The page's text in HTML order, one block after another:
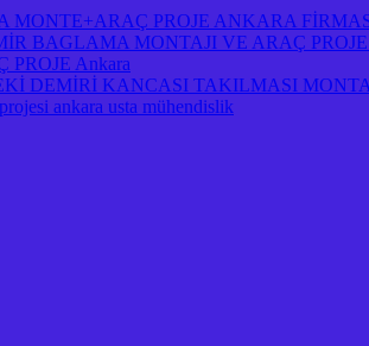
PROJE ANKARA
BAGLAMA MONTAJI VE ARAÇ
PROJE Ankara
DEMİRİ KANCASI TAKILMASI
ankara usta mühendislik